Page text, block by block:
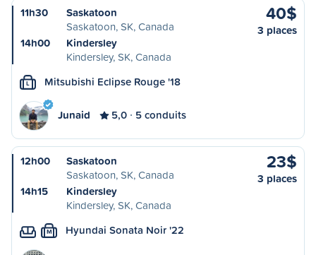
11h30
Saskatoon
Saskatoon, SK, Canada
14h00
Kindersley
Kindersley, SK, Canada
40$
3 places
L Mitsubishi Eclipse Rouge '18
Junaid 5,0 5 conduits
12h00
Saskatoon
Saskatoon, SK, Canada
14h15
Kindersley
Kindersley, SK, Canada
23$
3 places
M Hyundai Sonata Noir '22